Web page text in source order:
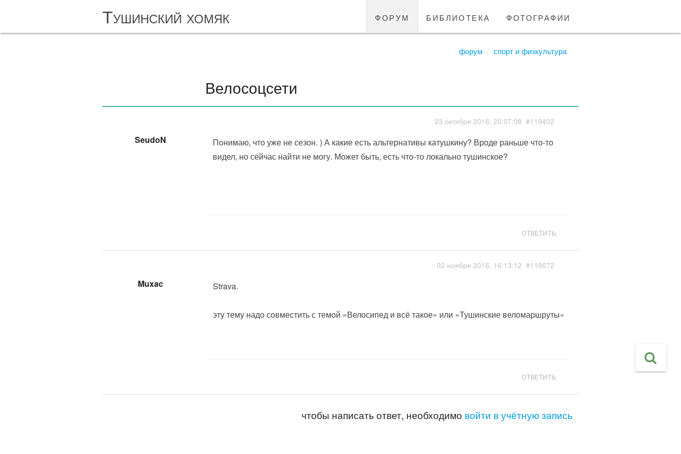
Тушинский хомяк форум библиотека фотографии
форум спорт и физкультура
Велосоцсети
SeudoN
23 октября 2016, 20:07:08 #119402
Понимаю, что уже не сезон. ) А какие есть альтернативы катушкину? Вроде раньше что-то
видел, но сейчас найти не могу. Может быть, есть что-то локально тушинское?
ОТВЕТИТЬ
Muxac
02 ноября 2016, 16:13:12 #119672
Strava.
эту тему надо совместить с темой «Велосипед и всё такое» или «Тушинские веломаршруты»
ОТВЕТИТЬ
чтобы написать ответ, необходимо войти в учётную запись